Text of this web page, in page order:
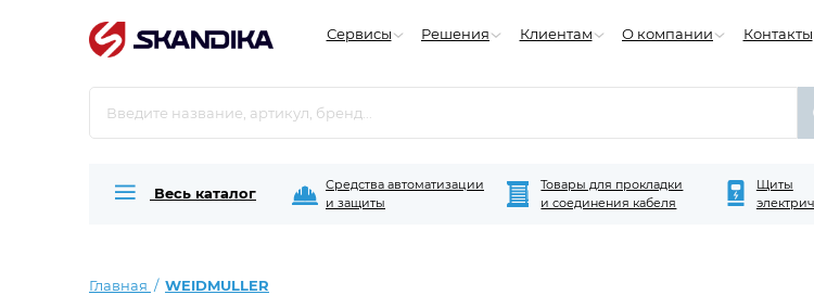
Сервисы Решения Клиентам О компании Контакты
Весь каталог
Средства автоматизации
и защиты
Товары для прокладки
и соединения кабеля
Щиты
Главная WEIDMULLER